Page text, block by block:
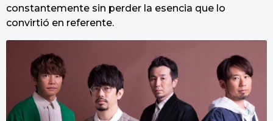
constantemente sin perder la esencia que lo
convirtió en referente.